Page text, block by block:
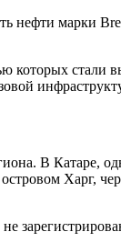
марки
стали
В Катаре,
Харг,